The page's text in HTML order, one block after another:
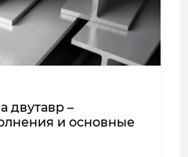
двутавр –
и основные